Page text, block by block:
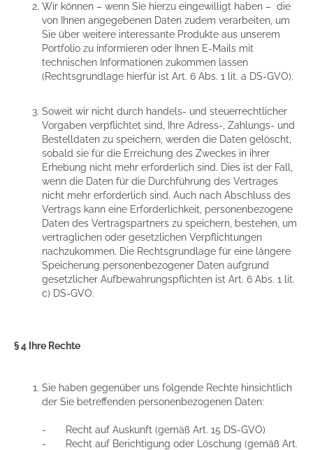
Wir können – wenn Sie hierzu eingewilligt haben – die
von Ihnen angegebenen Daten zudem verarbeiten, um
Sie über weitere interessante Produkte aus unserem
Portfolio zu informieren oder Ihnen E-Mails mit
technischen Informationen zukommen lassen
(Rechtsgrundlage hierfür ist Art. 6 Abs. 1 lit. a DS-GVO).
Soweit wir nicht durch handels- und steuerrechtlicher
Vorgaben verpflichtet sind, Ihre Adress-, Zahlungs- und
Bestelldaten zu speichern, werden die Daten gelöscht,
sobald sie für die Erreichung des Zweckes in ihrer
Erhebung nicht mehr erforderlich sind. Dies ist der Fall,
wenn die Daten für die Durchführung des Vertrages
nicht mehr erforderlich sind. Auch nach Abschluss des
Vertrags kann eine Erforderlichkeit, personenbezogene
Daten des Vertragspartners zu speichern, bestehen, um
vertraglichen oder gesetzlichen Verpflichtungen
nachzukommen. Die Rechtsgrundlage für eine längere
Speicherung personenbezogener Daten aufgrund
gesetzlicher Aufbewahrungspflichten ist Art. 6 Abs. 1 lit.
c) DS-GVO.
§ 4 Ihre Rechte
Sie haben gegenüber uns folgende Rechte hinsichtlich
der Sie betreffenden personenbezogenen Daten:
- Recht auf Auskunft (gemäß Art. 15 DS-GVO)
- Recht auf Berichtigung oder Löschung (gemäß Art.